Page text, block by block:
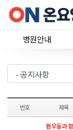
메뉴 건너뛰기
병원안내
번호 제목
환우들과